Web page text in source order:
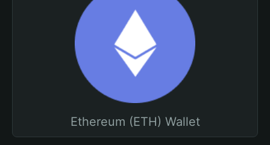
Ethereum (ETH) Wallet